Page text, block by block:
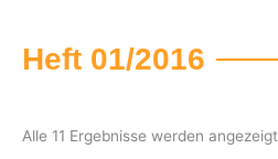
Heft 01/2016
Alle 11 Ergebnisse werden angezeigt